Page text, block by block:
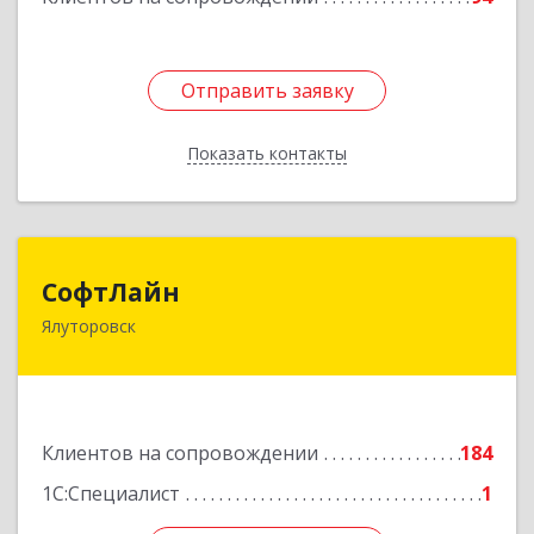
Отправить заявку
Показать контакты
Отправить заявку
Назад
СофтЛайн
Ялуторовск
Клиентов на сопровождении
184
1С:Специалист
1
627010, Тюменская обл, Ялуторовский р-н,